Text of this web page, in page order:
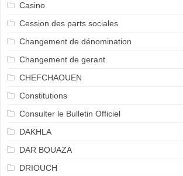
Casino
Cession des parts sociales
Changement de dénomination
Changement de gerant
CHEFCHAOUEN
Constitutions
Consulter le Bulletin Officiel
DAKHLA
DAR BOUAZA
DRIOUCH